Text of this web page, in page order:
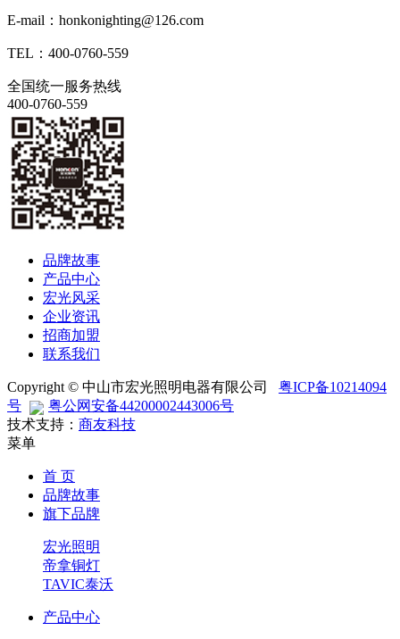
E-mail：honkonighting@126.com
TEL：400-0760-559
全国统一服务热线
400-0760-559
品牌故事
产品中心
宏光风采
企业资讯
招商加盟
联系我们
Copyright © 中山市宏光照明电器有限公司 粤ICP备10214094
号
粤公网安备44200002443006号
技术支持： 商友科技
菜单
首 页
品牌故事
旗下品牌
宏光照明
帝拿铜灯
TAVIC泰沃
产品中心